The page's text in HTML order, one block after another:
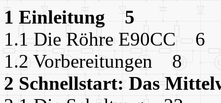
1 Einleitung 5
1.1 Die Röhre E90CC 6
1.2 Vorbereitungen 8
2 Schnellstart: Das